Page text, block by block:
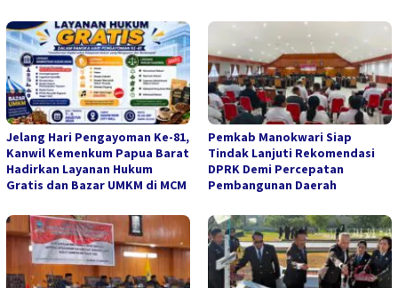
Jelang Hari Pengayoman Ke-81,
Kanwil Kemenkum Papua Barat
Hadirkan Layanan Hukum
Gratis dan Bazar UMKM di MCM
Pemkab Manokwari Siap
Tindak Lanjuti Rekomendasi
DPRK Demi Percepatan
Pembangunan Daerah